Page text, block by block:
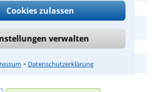
Cookies zulassen
verwalten
⁃ Datenschutzerklärung
Anwaltsuche?